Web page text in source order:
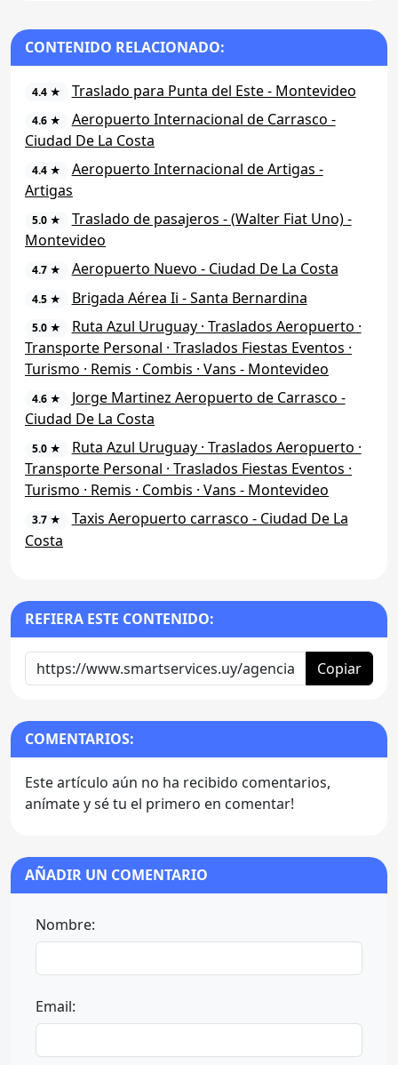
CONTENIDO RELACIONADO:
4.4 ★ Traslado para Punta del Este - Montevideo
4.6 ★
Aeropuerto Internacional de Carrasco -
Ciudad De La Costa
4.4 ★
Aeropuerto Internacional de Artigas -
Artigas
5.0 ★
Traslado de pasajeros - (Walter Fiat Uno) -
Montevideo
4.7 ★ Aeropuerto Nuevo - Ciudad De La Costa
4.5 ★ Brigada Aérea Ii - Santa Bernardina
5.0 ★
Ruta Azul Uruguay · Traslados Aeropuerto ·
Transporte Personal · Traslados Fiestas Eventos ·
Turismo · Remis · Combis · Vans - Montevideo
4.6 ★
Jorge Martinez Aeropuerto de Carrasco -
Ciudad De La Costa
5.0 ★
Ruta Azul Uruguay · Traslados Aeropuerto ·
Transporte Personal · Traslados Fiestas Eventos ·
Turismo · Remis · Combis · Vans - Montevideo
3.7 ★
Taxis Aeropuerto carrasco - Ciudad De La
Costa
REFIERA ESTE CONTENIDO:
Copiar
COMENTARIOS:
Este artículo aún no ha recibido comentarios,
anímate y sé tu el primero en comentar!
AÑADIR UN COMENTARIO
Nombre:
Email: